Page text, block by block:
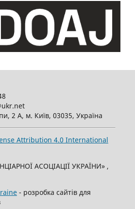
2 А, м. Київ, 03035, Україна
Attribution 4.0 International
АСОЦІАЦІЇ УКРАЇНИ» ,
- розробка сайтів для